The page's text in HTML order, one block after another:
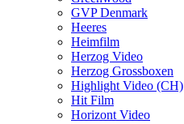
GVP Denmark
Heeres
Heimfilm
Herzog Video
Herzog Grossboxen
Highlight Video (CH)
Hit Film
Horizont Video